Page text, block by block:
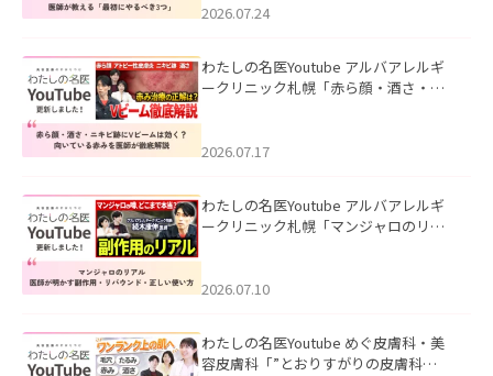
た。
2026.07.24
わたしの名医Youtube アルバアレルギ
ークリニック札幌「赤ら顔・酒さ・ニ
した。
2026.07.17
わたしの名医Youtube アルバアレルギ
ークリニック札幌「マンジャロのリア
た。
2026.07.10
わたしの名医Youtube めぐ皮膚科・美
容皮膚科「”とおりすがりの皮膚科